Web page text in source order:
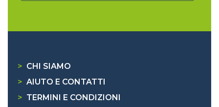
> CHI SIAMO
> AIUTO E CONTATTI
> TERMINI E CONDIZIONI